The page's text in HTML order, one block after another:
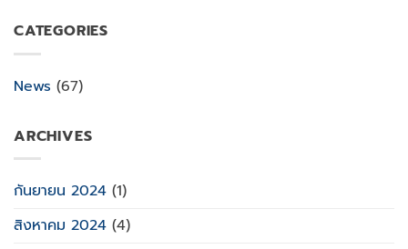
CATEGORIES
News (67)
ARCHIVES
กันยายน 2024 (1)
สิงหาคม 2024 (4)